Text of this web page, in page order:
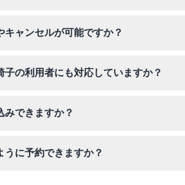
ャンセルが可能ですか？
の利用者にも対応していますか？
できますか？
に予約できますか？